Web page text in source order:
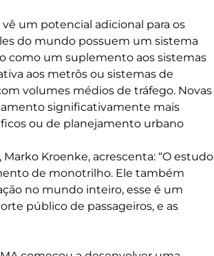
um potencial adicional para os
do mundo possuem um sistema
como um suplemento aos sistemas
aos metrôs ou sistemas de
volumes médios de tráfego. Novas
significativamente mais
ou de planejamento urbano
Kroenke, acrescenta: “O estudo
de monotrilho. Ele também
no mundo inteiro, esse é um
público de passageiros, e as